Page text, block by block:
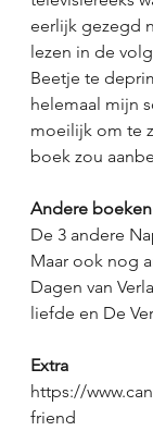
eerlijk gezegd
lezen in de
Beetje te
helemaal mijn
moeilijk om te
boek zou
Andere
De 3 andere
Maar ook nog
Dagen van
liefde en De
Extra
https://
friend